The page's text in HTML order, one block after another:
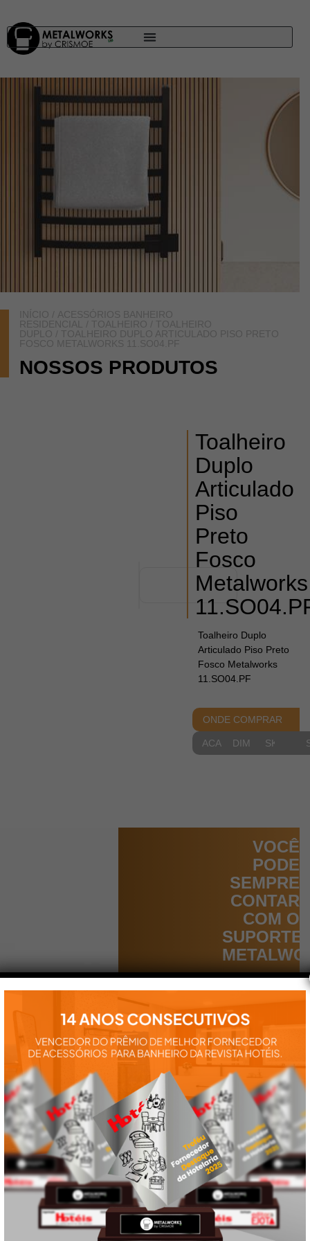
INÍCIO / ACESSÓRIOS BANHEIRO
RESIDENCIAL
/ TOALHEIRO / TOALHEIRO
DUPLO / TOALHEIRO DUPLO ARTICULADO PISO PRETO
FOSCO METALWORKS 11.SO04.PF
NOSSOS PRODUTOS
Toalheiro
Duplo
Articulado
Piso
Preto
Fosco
Metalworks
Toalheiro Duplo
Articulado Piso Preto
Fosco Metalworks
11.SO04.PF
ONDE COMPRAR
ACABAMENTOS
DIMENSIONAIS
VOCÊ
PODE
SEMPRE
CONTAR
COM O
SUPORTE
Aqui você
encontra tudo
instalação e
nossos
produtos:
manuais,
vídeos,
catálogos e
tudo mais que
precisa.
VEJA
TAMBÉM